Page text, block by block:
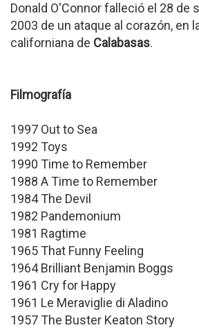
Donald O'Connor falleció el 28 de
2003 de un ataque al corazón, en
californiana de Calabasas.
Filmografía
1997 Out to Sea
1992 Toys
1990 Time to Remember
1988 A Time to Remember
1984 The Devil
1982 Pandemonium
1981 Ragtime
1965 That Funny Feeling
1964 Brilliant Benjamin Boggs
1961 Cry for Happy
1961 Le Meraviglie di Aladino
1957 The Buster Keaton Story